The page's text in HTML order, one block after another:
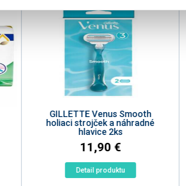
GILLETTE Venus Smooth
holiaci strojček a náhradné
hlavice 2ks
11,90€
Detail produktu